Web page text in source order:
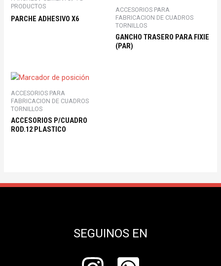
PRODUCTOS
PARCHE ADHESIVO X6
ACCESORIOS PARA
FABRICACION DE CUADROS
TORNILLOS
GANCHO TRASERO PARA FIXIE
(PAR)
ACCESORIOS PARA
FABRICACION DE CUADROS
TORNILLOS
ACCESORIOS P/CUADRO
ROD.12 PLASTICO
SEGUINOS EN